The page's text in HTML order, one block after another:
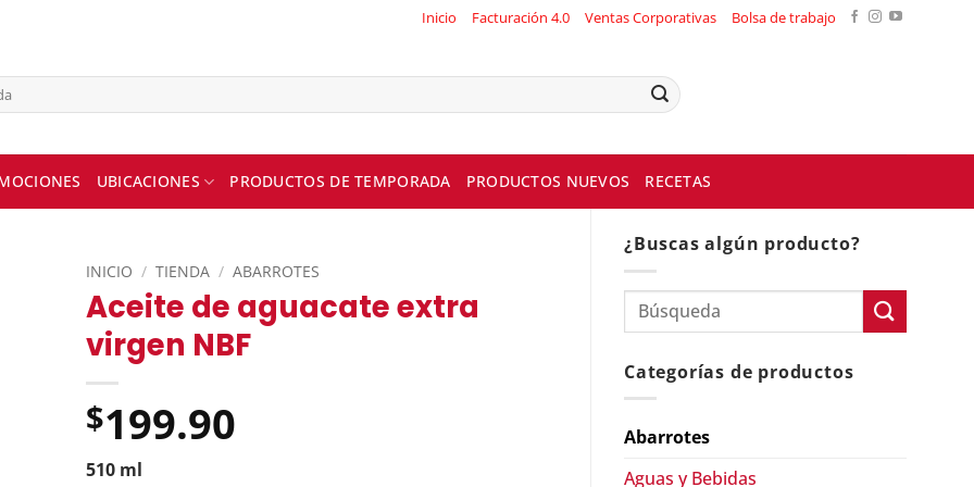
Inicio Facturación 4.0 Ventas Corporativas Bolsa de trabajo
UBICACIONES PRODUCTOS DE TEMPORADA PRODUCTOS NUEVOS RECETAS
¿Buscas algún producto?
Categorías de productos
Abarrotes
Aguas y Bebidas
INICIO / TIENDA / ABARROTES
Aceite de aguacate extra
virgen NBF
$199.90
510 ml